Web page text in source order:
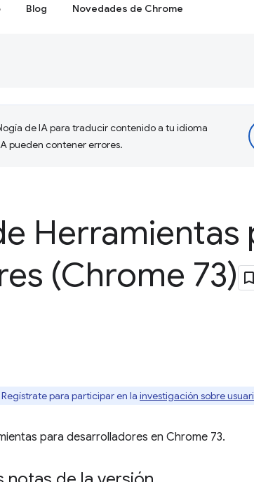
Blog Novedades de Chrome
de IA para traducir contenido a tu idioma
pueden contener errores.
Herramientas
(Chrome 73)
para participar en la investigación sobre
para desarrolladores en Chrome 73.